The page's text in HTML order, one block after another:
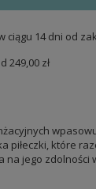
ciągu 14dni od
249,00 zł
które
na jego